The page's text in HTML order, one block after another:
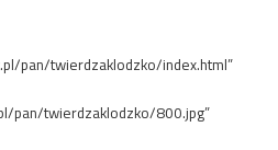
pan/twierdzaklodzko/index.html”
pan/twierdzaklodzko/800.jpg”